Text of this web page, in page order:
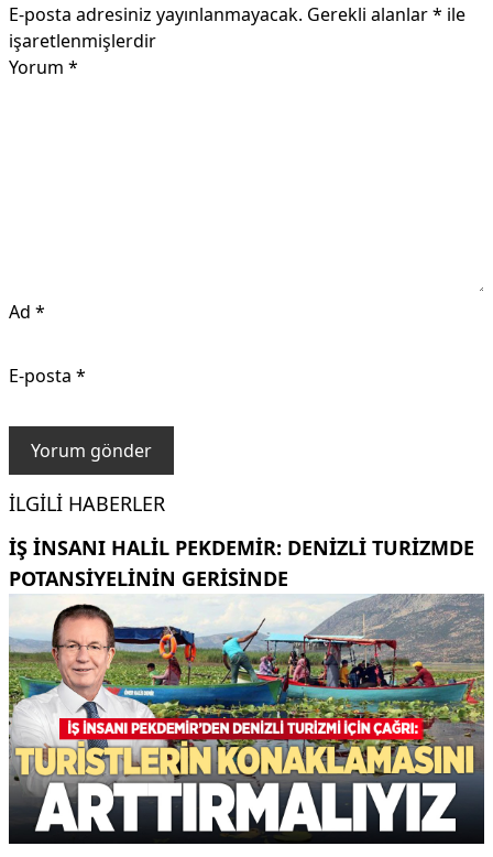
E-posta adresiniz yayınlanmayacak. Gerekli alanlar* ile
işaretlenmişlerdir
Yorum *
Ad *
E-posta *
İLGILI HABERLER
İŞ INSANI HALIL PEKDEMIR: DENIZLI TURIZMDE
POTANSIYELININ GERISINDE